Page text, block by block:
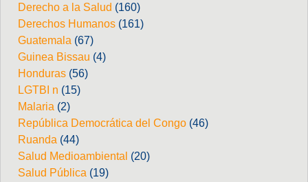
Derecho a la Salud (160)
Derechos Humanos (161)
Guatemala (67)
Guinea Bissau (4)
Honduras (56)
LGTBI n (15)
Malaria (2)
República Democrática del Congo (46)
Ruanda (44)
Salud Medioambiental (20)
Salud Pública (19)